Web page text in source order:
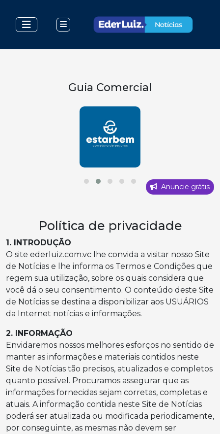
Guia Comercial
Anuncie grátis
Política de privacidade
1. INTRODUÇÃO
O site ederluiz.com.vc lhe convida a visitar nosso Site
de Notícias e lhe informa os Termos e Condições que
regem sua utilização, sobre os quais considera que
você dá o seu consentimento. O conteúdo deste Site
de Notícias se destina a disponibilizar aos USUÁRIOS
da Internet notícias e informações.
2. INFORMAÇÃO
Envidaremos nossos melhores esforços no sentido de
manter as informações e materiais contidos neste
Site de Notícias tão precisos, atualizados e completos
quanto possível. Procuramos assegurar que as
informações fornecidas sejam corretas, completas e
atuais. A informação contida neste Site de Notícias
poderá ser atualizada ou modificada periodicamente,
por conseguinte, as mesmas não devem ser